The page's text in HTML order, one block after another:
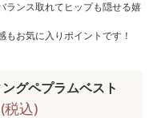
ランス取れてヒップも隠せる嬉
お気に入りポイントです！
グペプラムベスト
税込)